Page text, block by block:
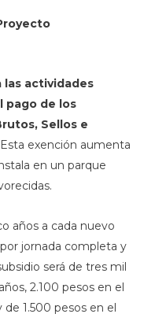
las actividades
pago de los
Sellos e
exención aumenta
en un parque
años a cada nuevo
jornada completa y
será de tres mil
2.100 pesos en el
1.500 pesos en el